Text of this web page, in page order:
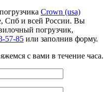
Crown (usa)
Спб и всей России. Вы
погрузчик,
57-85 или заполнив форму.
с вами в течение часа.